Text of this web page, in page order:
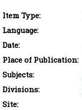
Item Type:
Language:
Date:
Place of Publication:
Subjects:
Divisions:
Site: